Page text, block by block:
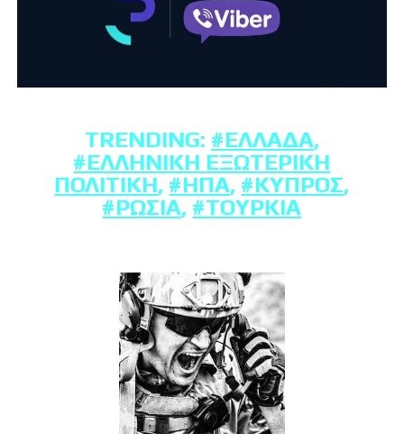
TRENDING: #ΕΛΛΆΔΑ,
#ΕΛΛΗΝΙΚΉ ΕΞΩΤΕΡΙΚΉ
ΠΟΛΙΤΙΚΉ, #ΗΠΑ, #ΚΎΠΡΟΣ,
#ΡΩΣΊΑ, #ΤΟΥΡΚΊΑ